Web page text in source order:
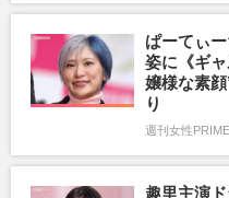
ぱーてぃ
姿に《ギ
嬢様な素
り
週刊女性PRIME
趣里主演